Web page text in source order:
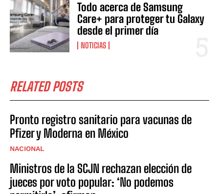
Todo acerca de Samsung
Care+ para proteger tu Galaxy
desde el primer día
NOTICIAS
RELATED POSTS
Pronto registro sanitario para vacunas de
Pfizer y Moderna en México
NACIONAL
Ministros de la SCJN rechazan elección de
jueces por voto popular: ‘No podemos